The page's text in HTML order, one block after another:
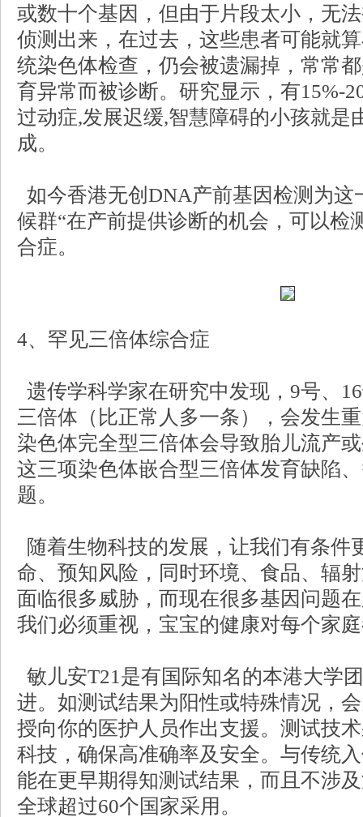
或数十个基因，但由于片段太小，无
侦测出来，在过去，这些患者可能就
统染色体检查，仍会被遗漏掉，常常
育异常而被诊断。研究显示，有15%-
过动症,发展迟缓,智慧障碍的小孩就是
成。
如今香港无创DNA产前基因检测为这
候群“在产前提供诊断的机会，可以检
合症。
4、罕见三倍体综合症
遗传学科学家在研究中发现，9号、
三倍体（比正常人多一条），会发生
染色体完全型三倍体会导致胎儿流产
这三项染色体嵌合型三倍体发育缺陷
题。
随着生物科技的发展，让我们有条件
命、预知风险，同时环境、食品、辐
面临很多威胁，而现在很多基因问题
我们必须重视，宝宝的健康对每个家
敏儿安T21是有国际知名的本港大学
进。如测试结果为阳性或特殊情况，
授向你的医护人员作出支援。测试技
科技，确保高准确率及安全。与传统
能在更早期得知测试结果，而且不涉
全球超过60个国家采用。